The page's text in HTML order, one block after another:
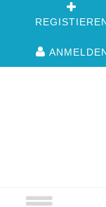
REGISTIEREN
ANMELDEN